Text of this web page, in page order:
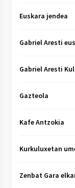
Euskara jendea
Gabriel Aresti
Gabriel Aresti
Gazteola
Kafe Antzokia
Kurkuluxetan
Zenbat Gara